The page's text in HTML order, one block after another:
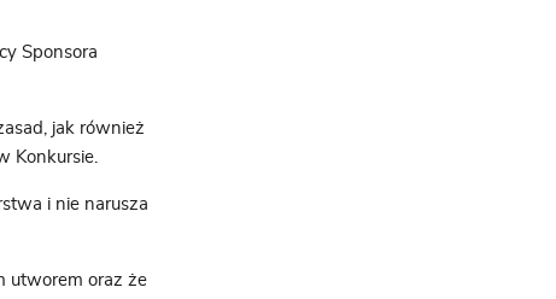
Sponsora
jak również
Konkursie.
i nie narusza
utworem oraz że